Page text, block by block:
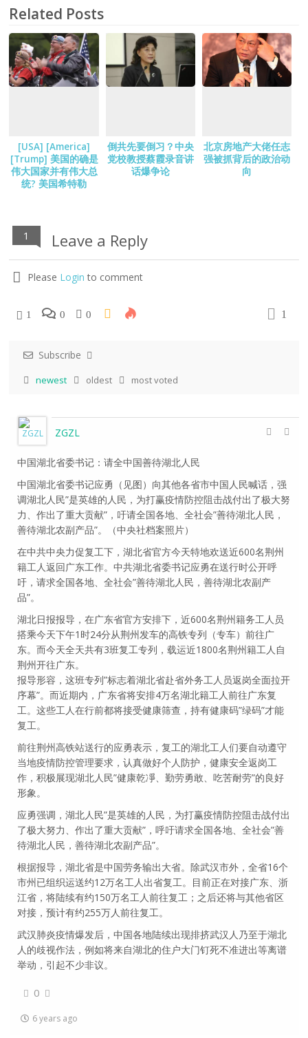
Related Posts
[USA] [America]
[Trump] 美国的确是
伟大国家并有伟大总
统? 美国希特勒
倒共先要倒习？中央
党校教授蔡霞录音讲
话爆争论
北京房地产大佬任志
强被抓背后的政治动
向
1 Leave a Reply
Please Login to comment
1 0 0 1
Subscribe
newest oldest most voted
ZGZL
中国湖北省委书记：请全中国善待湖北人民
中国湖北省委书记应勇（见图）向其他各省市中国人民喊话，强
调湖北人民”是英雄的人民，为打赢疫情防控阻击战付出了极大努
力、作出了重大贡献”，吁请全国各地、全社会”善待湖北人民，
善待湖北农副产品”。（中央社档案照片）
在中共中央力促复工下，湖北省官方今天特地欢送近600名荆州
籍工人返回广东工作。中共湖北省委书记应勇在送行时公开呼
吁，请求全国各地、全社会”善待湖北人民，善待湖北农副产
品”。
湖北日报报导，在广东省官方安排下，近600名荆州籍务工人员
搭乘今天下午1时24分从荆州发车的高铁专列（专车）前往广
东。而今天全天共有3班复工专列，载运近1800名荆州籍工人自
荆州开往广东。
报导形容，这班专列”标志着湖北省赴省外务工人员返岗全面拉开
序幕”。而近期内，广东省将安排4万名湖北籍工人前往广东复
工。这些工人在行前都将接受健康筛查，持有健康码”绿码”才能
复工。
前往荆州高铁站送行的应勇表示，复工的湖北工人们要自动遵守
当地疫情防控管理要求，认真做好个人防护，健康安全返岗工
作，积极展现湖北人民”健康乾凈、勤劳勇敢、吃苦耐劳”的良好
形象。
应勇强调，湖北人民”是英雄的人民，为打赢疫情防控阻击战付出
了极大努力、作出了重大贡献”，呼吁请求全国各地、全社会”善
待湖北人民，善待湖北农副产品”。
根据报导，湖北省是中国劳务输出大省。除武汉市外，全省16个
市州已组织运送约12万名工人出省复工。目前正在对接广东、浙
江省，将陆续有约150万名工人前往复工；之后还将与其他省区
对接，预计有约255万人前往复工。
武汉肺炎疫情爆发后，中国各地陆续出现排挤武汉人乃至于湖北
人的歧视作法，例如将来自湖北的住户大门钉死不准进出等离谱
举动，引起不少非议。
0
6 years ago